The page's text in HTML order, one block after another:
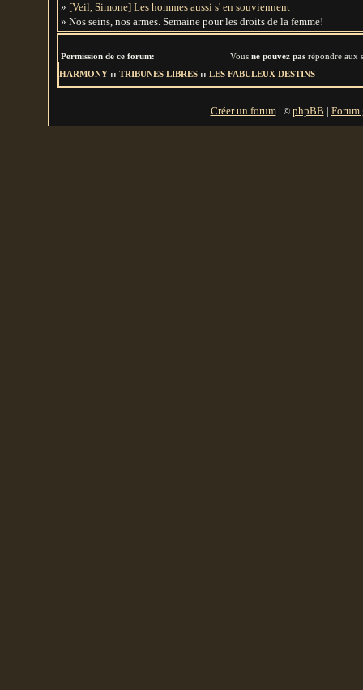
» [Veil, Simone] Les hommes aussi s' en souviennent
» Nos seins, nos armes. Semaine pour les droits de la femme!
Permission de ce forum: Vous ne pouvez pas répondre aux
HARMONY :: TRIBUNES LIBRES :: LES FABULEUX DESTINS
Créer un forum| © phpBB | Forum